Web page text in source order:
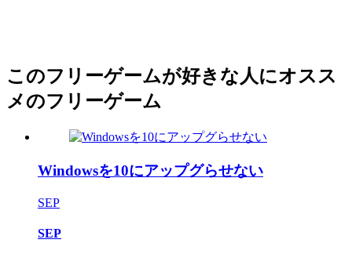
このフリーゲームが好きな人にオスス
メのフリーゲーム
Windowsを10にアップグらせない
SEP
SEP